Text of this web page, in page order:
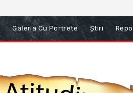
Galeria Cu Portrete Știri